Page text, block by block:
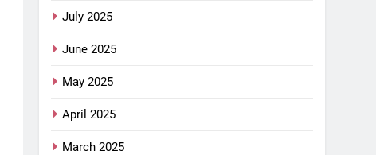
July 2025
June 2025
May 2025
April 2025
March 2025